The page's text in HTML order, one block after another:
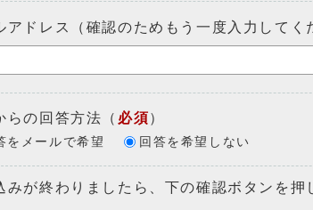
アドレス（確認のためもう一度入力してく
らの回答方法 （ 必須）
をメールで希望 回答を希望しない
みが終わりましたら、下の確認ボタンを押